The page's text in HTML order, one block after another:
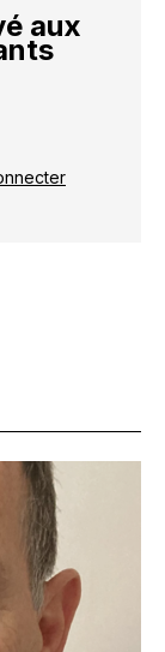
aux